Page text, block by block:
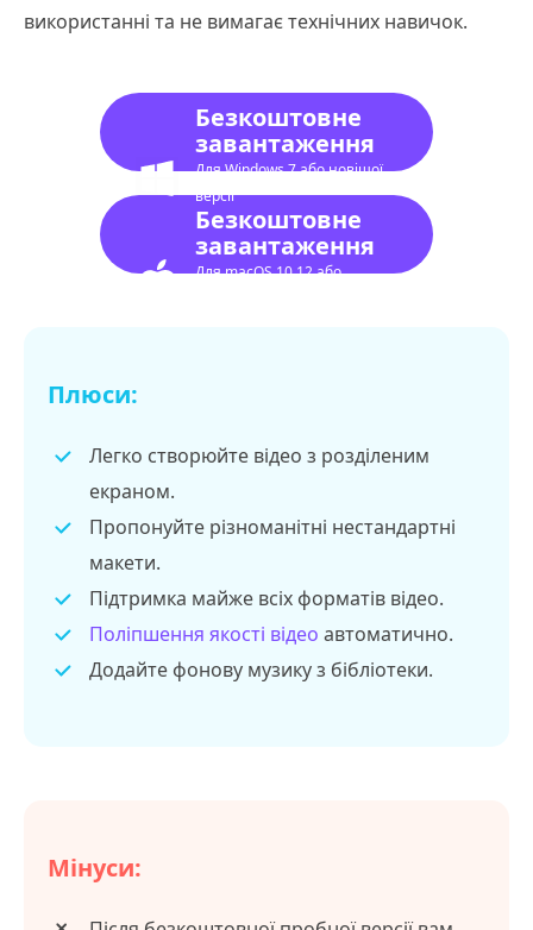
використанні та не вимагає технічних навичок.
Безкоштовне
завантаження
Для Windows 7 або новішої
версії
Безкоштовне
завантаження
Для macOS 10.12 або
Плюси:
Легко створюйте відео з розділеним
екраном.
Пропонуйте різноманітні нестандартні
макети.
Підтримка майже всіх форматів відео.
Поліпшення якості відео автоматично.
Додайте фонову музику з бібліотеки.
Мінуси: